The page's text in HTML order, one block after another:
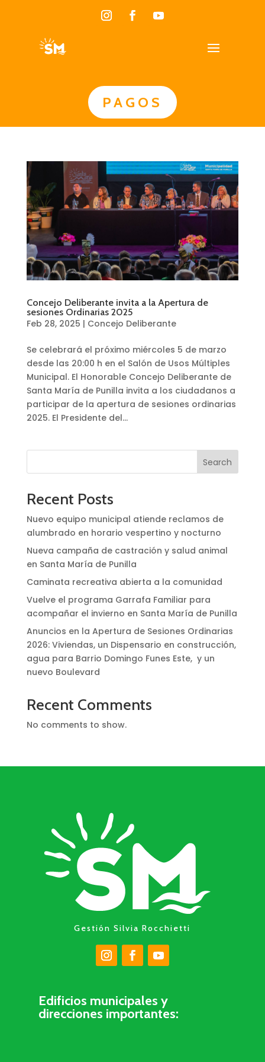
PAGOS
Concejo Deliberante invita a la Apertura de
sesiones Ordinarias 2025
Feb 28, 2025 | Concejo Deliberante
Se celebrará el próximo miércoles 5 de marzo
desde las 20:00 h en el Salón de Usos Múltiples
Municipal. El Honorable Concejo Deliberante de
Santa María de Punilla invita a los ciudadanos a
participar de la apertura de sesiones ordinarias
2025. El Presidente del...
Search
Recent Posts
Nuevo equipo municipal atiende reclamos de
alumbrado en horario vespertino y nocturno
Nueva campaña de castración y salud animal
en Santa María de Punilla
Caminata recreativa abierta a la comunidad
Vuelve el programa Garrafa Familiar para
acompañar el invierno en Santa María de Punilla
Anuncios en la Apertura de Sesiones Ordinarias
2026: Viviendas, un Dispensario en construcción,
agua para Barrio Domingo Funes Este, y un
nuevo Boulevard
Recent Comments
No comments to show.
Gestión Silvia Rocchietti
Edificios municipales y
direcciones importantes: